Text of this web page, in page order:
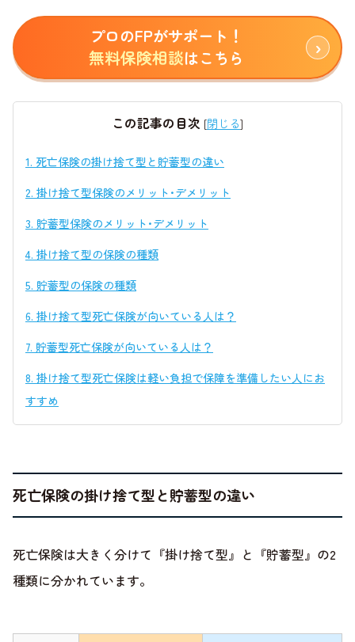
プロのFPがサポート！
無料保険相談はこちら
この記事の目次 [閉じる]
1. 死亡保険の掛け捨て型と貯蓄型の違い
2. 掛け捨て型保険のメリット･デメリット
3. 貯蓄型保険のメリット･デメリット
4. 掛け捨て型の保険の種類
5. 貯蓄型の保険の種類
6. 掛け捨て型死亡保険が向いている人は？
7. 貯蓄型死亡保険が向いている人は？
8. 掛け捨て型死亡保険は軽い負担で保障を準備したい人にお
すすめ
死亡保険の掛け捨て型と貯蓄型の違い
死亡保険は大きく分けて『掛け捨て型』と『貯蓄型』の2
種類に分かれています。